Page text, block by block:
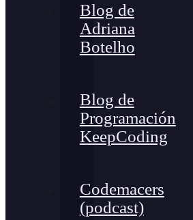
Blog de
Adriana
Botelho
Blog de
Programación
KeepCoding
Codemacers
(podcast)